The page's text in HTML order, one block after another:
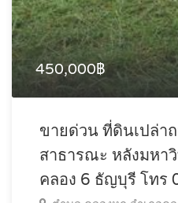
450,000฿
ขายด่วน ที่ดินเปล่า
สาธารณะ หลังมหา
คลอง 6 ธัญบุรี โทร